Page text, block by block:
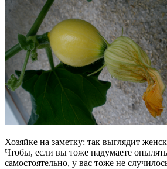
Хозяйке на заметку: так выглядит
Чтобы, если вы тоже надумаете
самостоятельно, у вас тоже не